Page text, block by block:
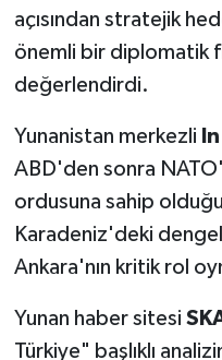
açısından stratejik
önemli bir diplomatik
değerlendirdi.
Yunanistan merkezli
ABD'den sonra
ordusuna sahip
Karadeniz'deki
Ankara'nın kritik rol
Yunan haber sitesi
Türkiye" başlıklı